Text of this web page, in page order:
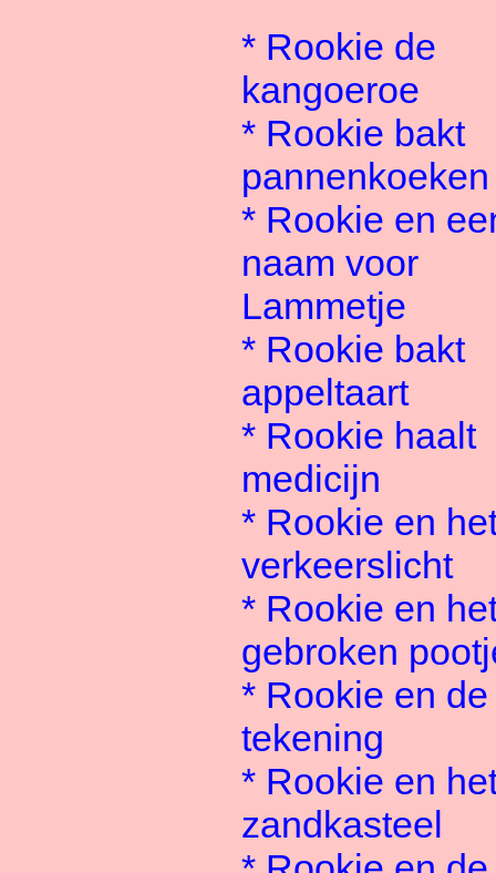
* Rookie de
kangoeroe
* Rookie bakt
pannenkoeken
* Rookie en
naam voor
Lammetje
* Rookie bakt
appeltaart
* Rookie haalt
medicijn
* Rookie en
verkeerslicht
* Rookie en
gebroken
* Rookie en de
tekening
* Rookie en
zandkasteel